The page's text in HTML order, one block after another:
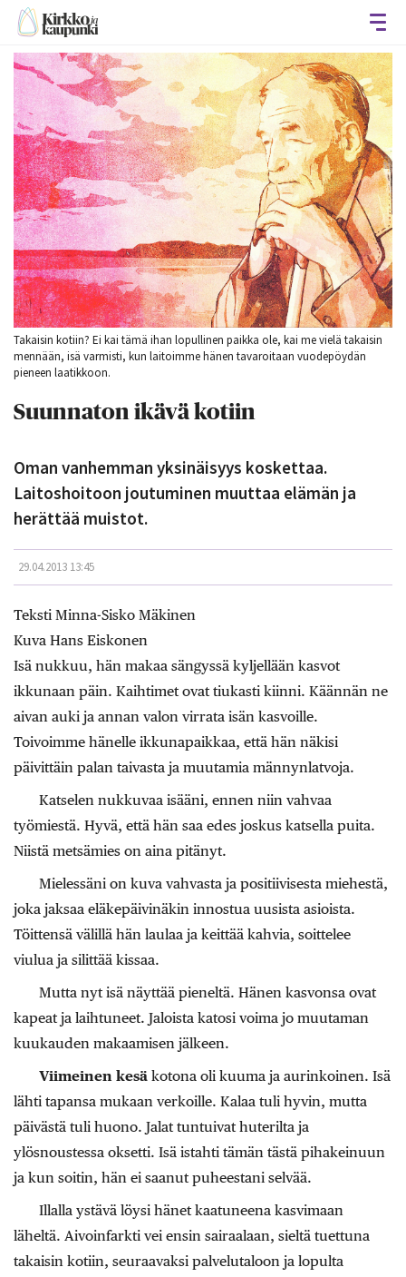
Takaisin kotiin? Ei kai tämä ihan lopullinen paikka ole, kai me vielä takaisin
mennään, isä varmisti, kun laitoimme hänen tavaroitaan vuodepöydän
pieneen laatikkoon.
Suunnaton ikävä kotiin
Oman vanhemman yksinäisyys koskettaa.
Laitoshoitoon joutuminen muuttaa elämän ja
herättää muistot.
29.04.2013 13:45
Teksti Minna-Sisko Mäkinen
Kuva Hans Eiskonen
Isä nukkuu, hän makaa sängyssä kyljellään kasvot
ikkunaan päin. Kaihtimet ovat tiukasti kiinni. Käännän ne
aivan auki ja annan valon virrata isän kasvoille.
Toivoimme hänelle ikkunapaikkaa, että hän näkisi
päivittäin palan taivasta ja muutamia männynlatvoja.
Katselen nukkuvaa isääni, ennen niin vahvaa
työmiestä. Hyvä, että hän saa edes joskus katsella puita.
Niistä metsämies on aina pitänyt.
Mielessäni on kuva vahvasta ja positiivisesta miehestä,
joka jaksaa eläkepäivinäkin innostua uusista asioista.
Töittensä välillä hän laulaa ja keittää kahvia, soittelee
viulua ja silittää kissaa.
Mutta nyt isä näyttää pieneltä. Hänen kasvonsa ovat
kapeat ja laihtuneet. Jaloista katosi voima jo muutaman
kuukauden makaamisen jälkeen.
Viimeinen kesä kotona oli kuuma ja aurinkoinen. Isä
lähti tapansa mukaan verkoille. Kalaa tuli hyvin, mutta
päivästä tuli huono. Jalat tuntuivat huterilta ja
ylösnoustessa oksetti. Isä istahti tämän tästä pihakeinuun
ja kun soitin, hän ei saanut puheestani selvää.
Illalla ystävä löysi hänet kaatuneena kasvimaan
läheltä. Aivoinfarkti vei ensin sairaalaan, sieltä tuettuna
takaisin kotiin, seuraavaksi palvelutaloon ja lopulta